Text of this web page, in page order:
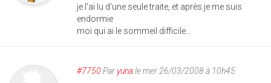
je l'ai lu d'une seule traite, et après je me suis
endormie
moi qui ai le sommeil difficile...
#7750 Paryunale mer 26/03/2008 à 10h45